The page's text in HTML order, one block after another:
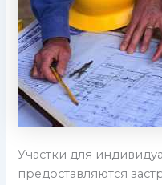
Участки для
предоставляются